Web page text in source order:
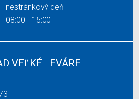
nestránkový deň
08:00 - 15:00
VEĽKÉ LEVÁRE